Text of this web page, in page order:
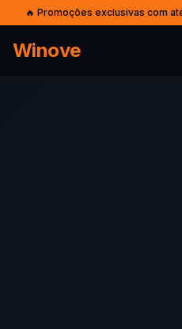
🔥 Promoções exclusivas com
Winove